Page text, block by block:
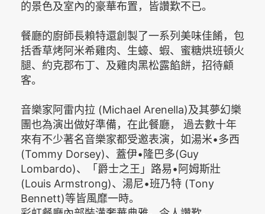
的景色及室內的豪華布置，皆讚歎不已。
餐廳的廚師長賴特還創製了一系列美味佳餚，包
括香草烤阿米希雞肉、生蠔、蝦、蜜糖烘班頓火
腿、約克郡布丁、及雞肉黑松露餡餅，招待顧
客。
音樂家阿雷内拉 (Michael Arenella)及其夢幻樂
團也為演出做好準備，在此餐廳， 過去數十年
來有不少著名音樂家都受邀表演，如湯米•多西
(Tommy Dorsey)、蓋伊•隆巴多(Guy
Lombardo)、「爵士之王」路易•阿姆斯壯
(Louis Armstrong)、湯尼•班乃特 (Tony
Bennett)等皆風靡一時。